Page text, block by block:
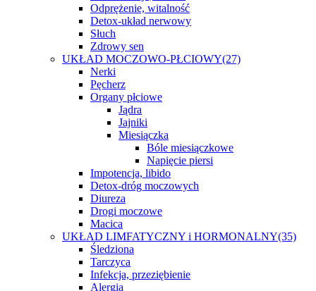
Odprężenie, witalność
Detox-układ nerwowy
Słuch
Zdrowy sen
UKŁAD MOCZOWO-PŁCIOWY(27)
Nerki
Pęcherz
Organy płciowe
Jądra
Jajniki
Miesiączka
Bóle miesiączkowe
Napięcie piersi
Impotencja, libido
Detox-dróg moczowych
Diureza
Drogi moczowe
Macica
UKŁAD LIMFATYCZNY i HORMONALNY(35)
Śledziona
Tarczyca
Infekcja, przeziębienie
Alergia